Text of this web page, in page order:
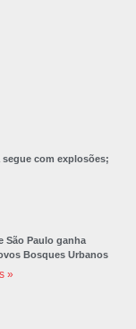
com explosões;
São Paulo ganha
Bosques Urbanos
»